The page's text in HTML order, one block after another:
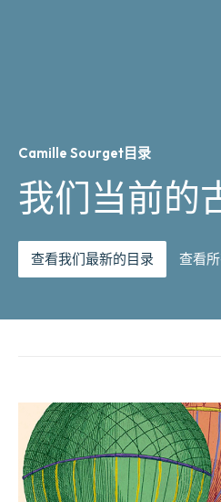
Camille Sourget目录
我们当前的
查看我们最新的目录 查看